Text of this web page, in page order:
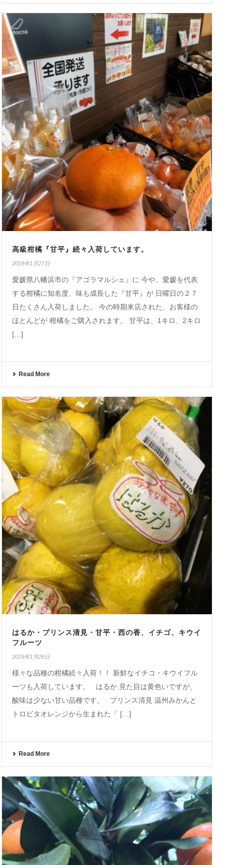
高級柑橘『甘平』続々入荷しています。
2019年1月27日
愛媛県八幡浜市の『アゴラマルシェ』に 今や、愛媛を代表
する柑橘に知名度、味も成長した『甘平』が 日曜日の２７
日たくさん入荷しました。 今の時期来店された、お客様の
ほとんどが 柑橘をご購入されます。 甘平は、1キロ、2キロ
[…]
Read More
はるか・プリンス清見・甘平・西の香、イチゴ、キウイ
フルーツ
2019年1月26日
様々な品種の柑橘続々入荷！！ 新鮮なイチコ・キウイフル
ーツも入荷しています。 はるか 見た目は黄色いですが、
酸味は少ない甘い品種です。 プリンス清見 温州みかんと
トロビタオレンジから生まれた「 […]
Read More